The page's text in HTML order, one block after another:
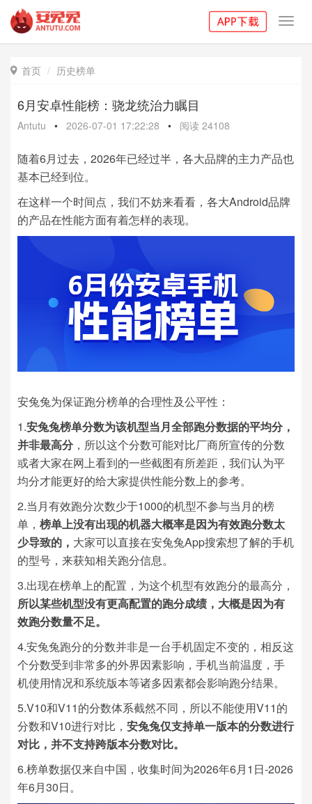
 首页 历史榜单
6月安卓性能榜：骁龙统治力瞩目
Antutu • 2026-07-01 17:22:28 • 阅读 24108
随着6月过去，2026年已经过半，各大品牌的主力产品也
基本已经到位。
在这样一个时间点，我们不妨来看看，各大Android品牌
的产品在性能方面有着怎样的表现。
安兔兔为保证跑分榜单的合理性及公平性：
1.安兔兔榜单分数为该机型当月全部跑分数据的平均分，
并非最高分，所以这个分数可能对比厂商所宣传的分数
或者大家在网上看到的一些截图有所差距，我们认为平
均分才能更好的给大家提供性能分数上的参考。
2.当月有效跑分次数少于1000的机型不参与当月的榜
单， 榜单上没有出现的机器大概率是因为有效跑分数太
少导致的， 大家可以直接在安兔兔App搜索想了解的手机
的型号，来获知相关跑分信息。
3.出现在榜单上的配置，为这个机型有效跑分的最高分，
所以某些机型没有更高配置的跑分成绩，大概是因为有
效跑分数量不足。
4.安兔兔跑分的分数并非是一台手机固定不变的，相反这
个分数受到非常多的外界因素影响，手机当前温度，手
机使用情况和系统版本等诸多因素都会影响跑分结果。
5.V10和V11的分数体系截然不同，所以不能使用V11的
分数和V10进行对比， 安兔兔仅支持单一版本的分数进行
对比，并不支持跨版本分数对比。
6.榜单数据仅来自中国，收集时间为2026年6月1日-2026
年6月30日。